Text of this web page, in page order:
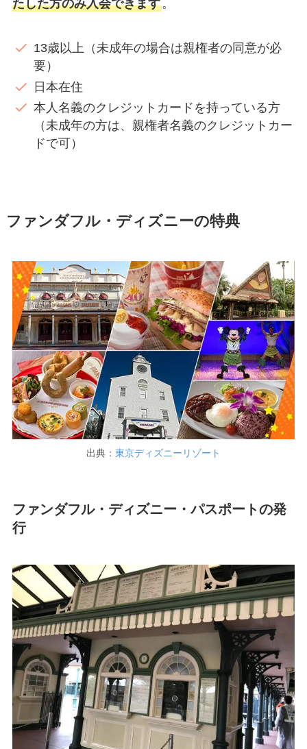
たした方のみ入会できます。
13歳以上（未成年の場合は親権者の同意が必
要）
日本在住
本人名義のクレジットカードを持っている方
（未成年の方は、親権者名義のクレジットカー
ドで可）
ファンダフル・ディズニーの特典
出典： 東京ディズニーリゾート
ファンダフル・ディズニー・パスポートの発
行